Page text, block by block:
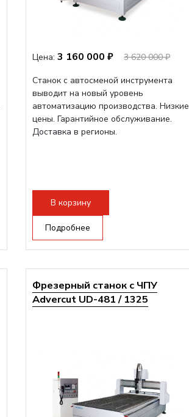
Цена: 3 160 000 ₽
3 620 000 ₽
Станок с автосменой инструмента
выводит на новый уровень
автоматизацию производства. Низкие
цены. Гарантийное обслуживание.
Доставка в регионы.
В корзину
Подробнее
Фрезерный станок с ЧПУ
Advercut UD-481 / 1325